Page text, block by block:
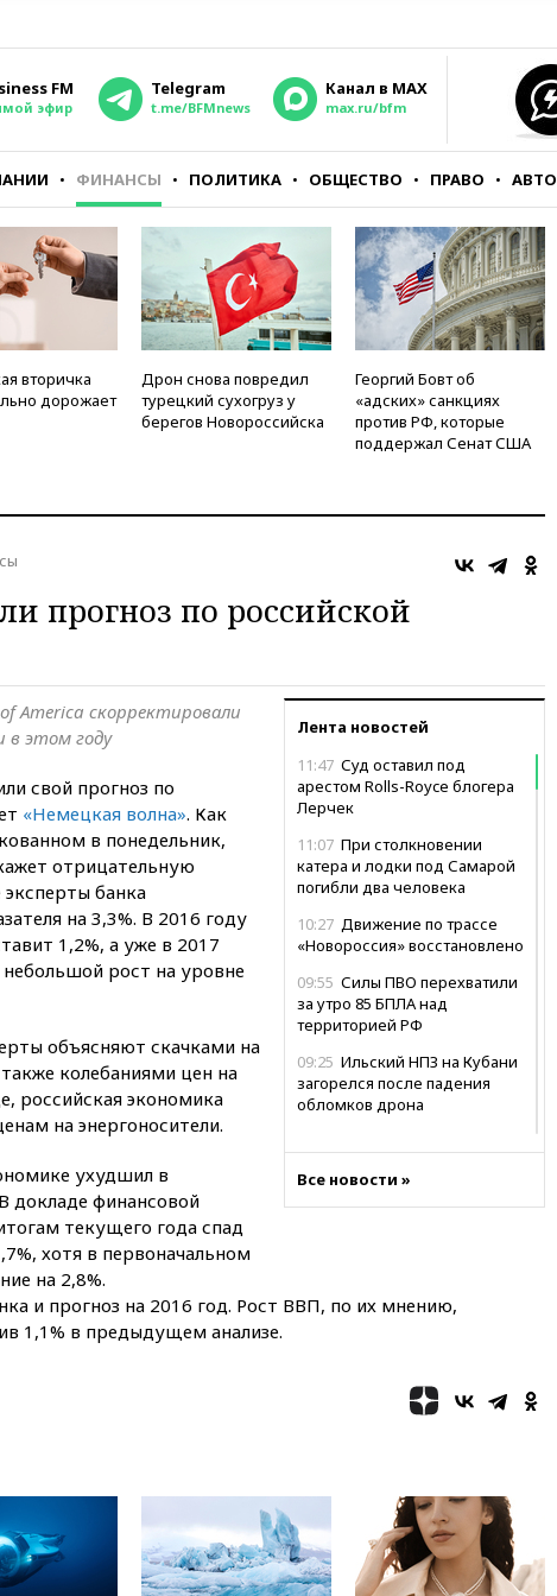
FM
эфир
Telegram
t.me/BFMnews
Канал в MAX
max.ru/bfm
ФИНАНСЫ ПОЛИТИКА ОБЩЕСТВО ПРАВО АВТО
вторичка
дорожает
Дрон снова повредил
турецкий сухогруз у
берегов Новороссийска
Георгий Бовт об
«адских» санкциях
против РФ, которые
поддержал Сенат США
прогноз по российской
Лента новостей
11:47 Суд оставил под
арестом Rolls-Royce блогера
Лерчек
11:07 При столкновении
катера и лодки под Самарой
погибли два человека
10:27 Движение по трассе
«Новороссия» восстановлено
09:55 Силы ПВО перехватили
за утро 85 БПЛА над
территорией РФ
09:25 Ильский НПЗ на Кубани
загорелся после падения
обломков дрона
подлете к Москве
08:16Лукашенко призвал
белорусов покупать избы в
крупнейшим поставщиком
авиатоплива в Европу
усилий против наркотрафика
05:30
ВМС Испании усилили
присутствие в Сеуте на фоне
миграционного кризиса
Все новости »
America скорректировали
в этом году
свой прогноз по
«Немецкая волна». Как
в понедельник,
отрицательную
банка
на 3,3%. В 2016 году
1,2%, а уже в 2017
рост на уровне
объясняют скачками на
колебаниями цен на
российская экономика
на энергоносители.
ухудшил в
докладе финансовой
текущего года спад
хотя в первоначальном
на 2,8%.
и прогноз на 2016 год. Рост ВВП, по их мнению,
1,1% в предыдущем анализе.